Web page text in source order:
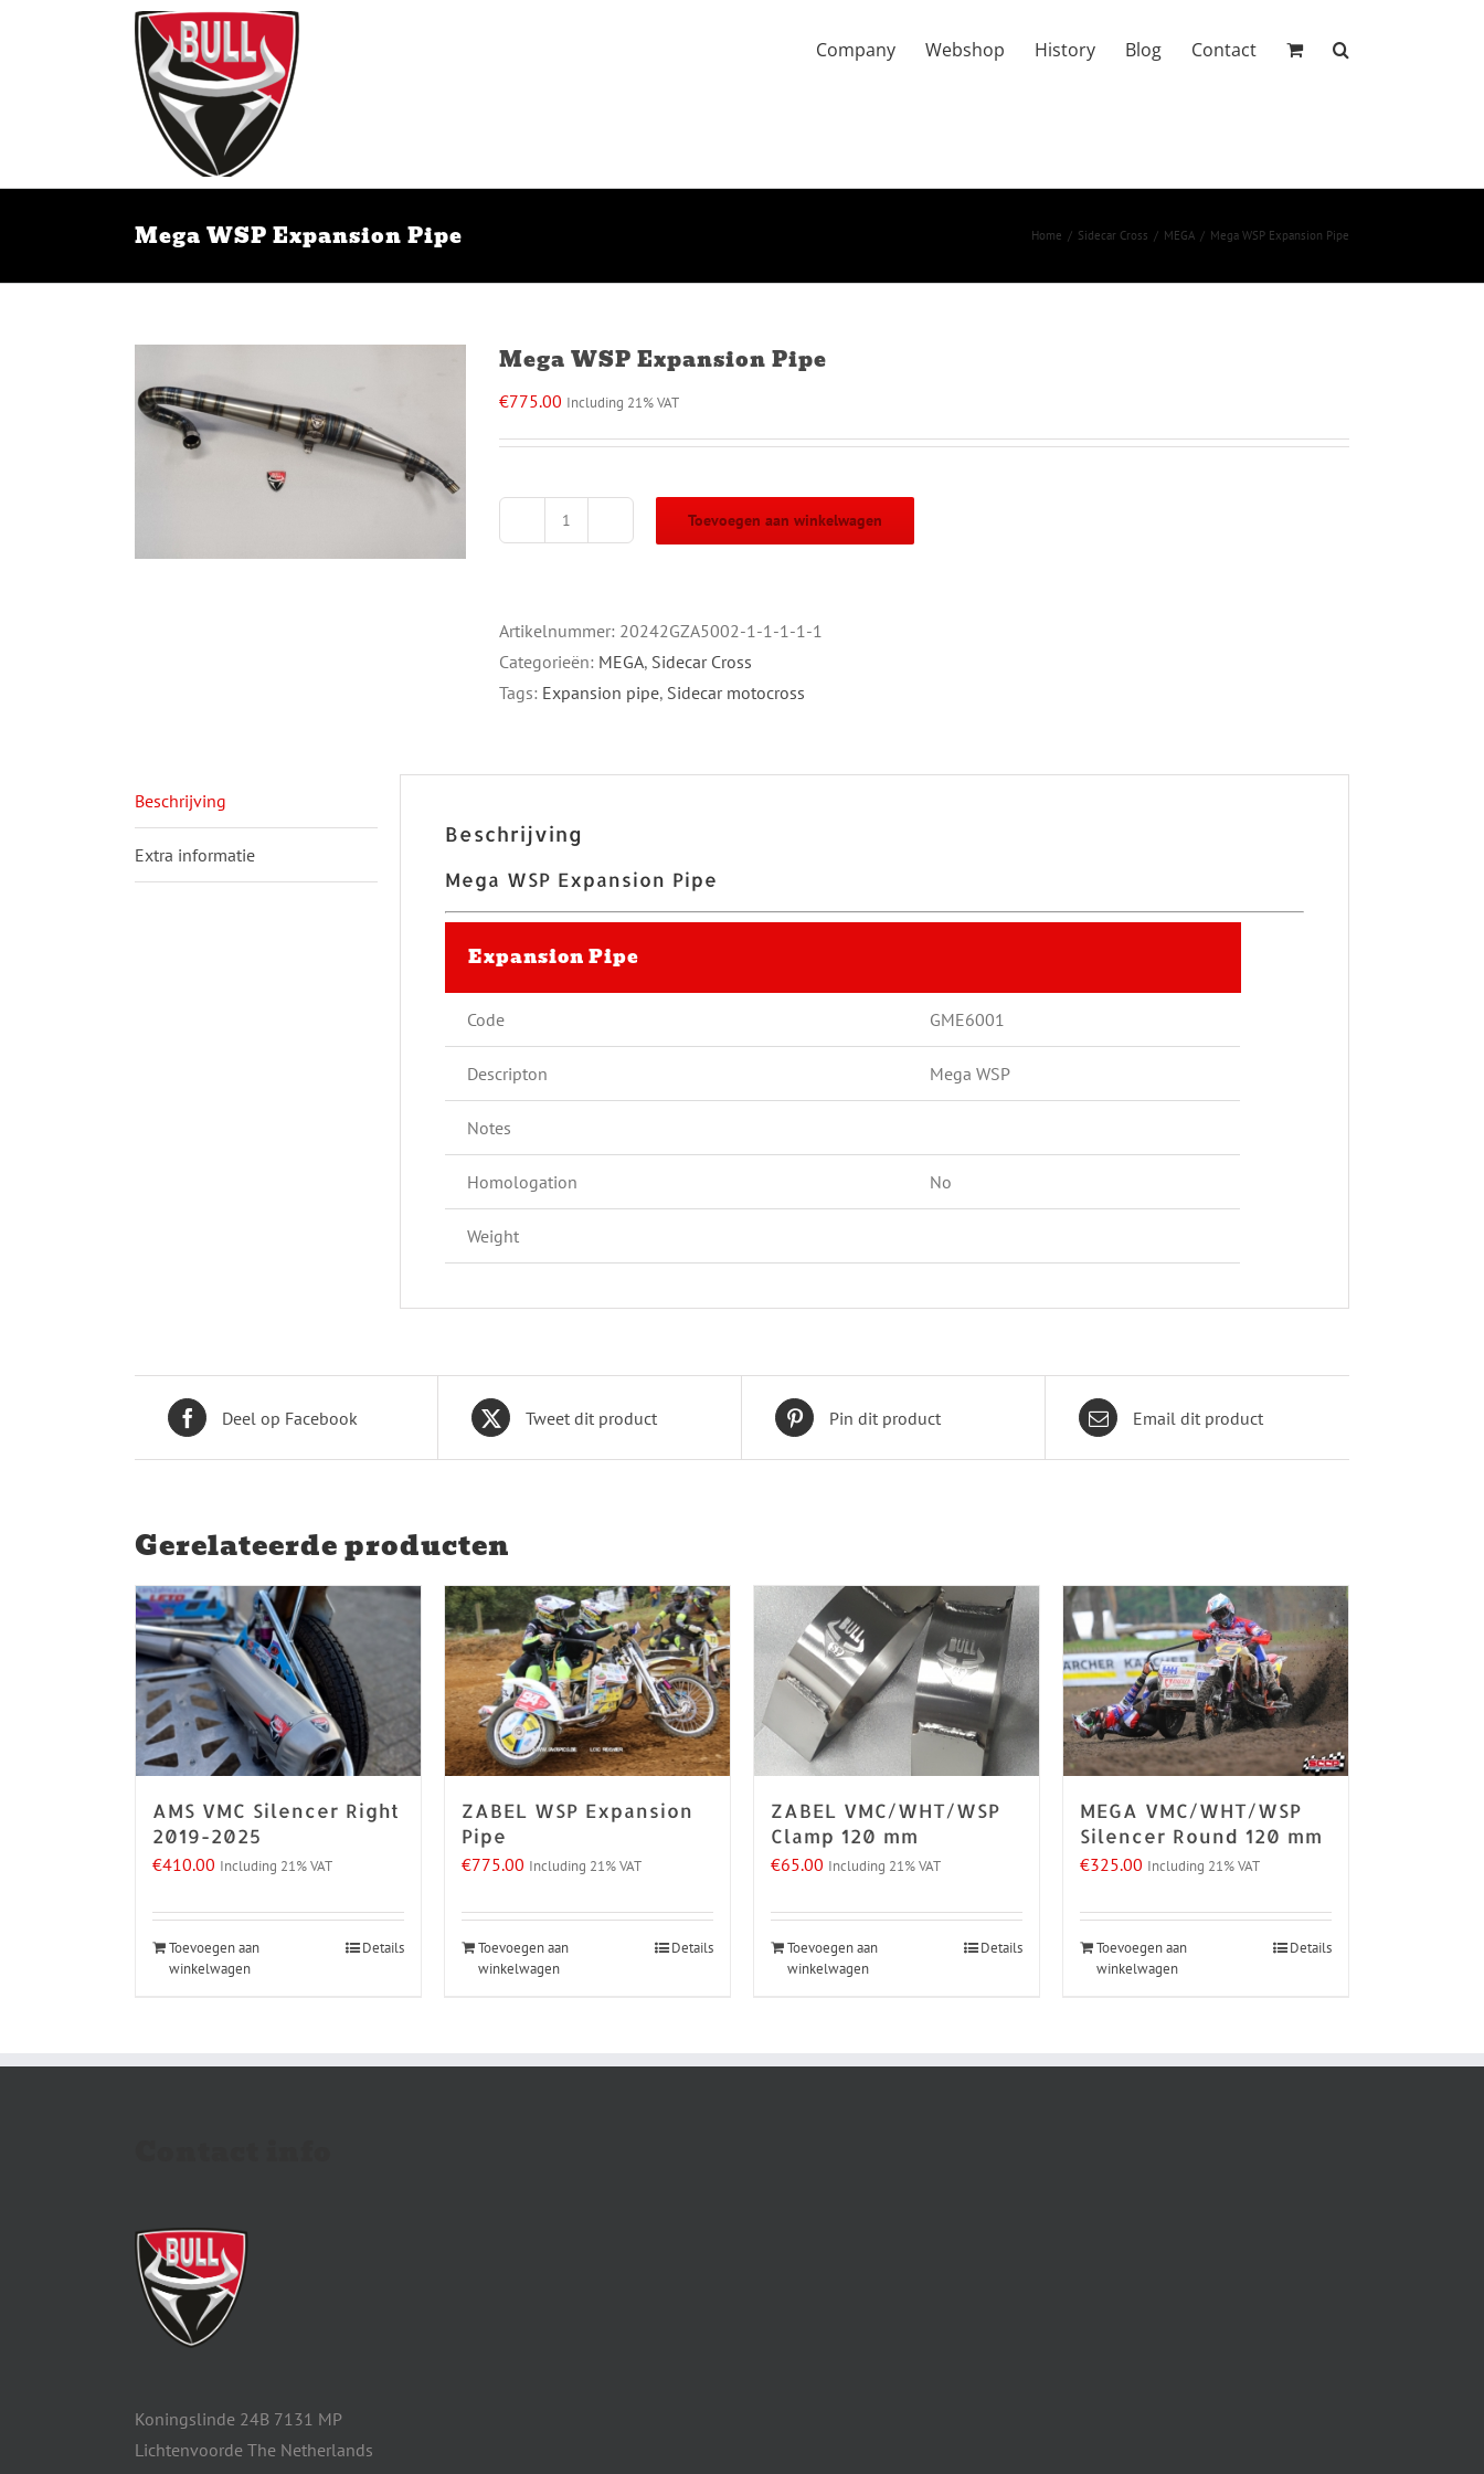
Company Webshop History Blog Contact
Mega WSP Expansion Pipe Home Sidecar Cross MEGA Mega WSP Expansion Pipe
Mega WSP Expansion Pipe
€775.00 Including 21% VAT
Pipe
aantal
Toevoegen aan winkelwagen
Artikelnummer: 20242GZA5002-1-1-1-1-1
Categorieën: MEGA, Sidecar Cross
Tags: Expansion pipe, Sidecar motocross
Beschrijving
Extra informatie
Beschrijving
Mega WSP Expansion Pipe
Expansion Pipe
Code GME6001
Descripton Mega WSP
Notes
Homologation No
Weight
Deel op Facebook Tweet dit product Pin dit product Email dit product
Gerelateerde producten
AMS VMC Silencer Right
2019-2025
€410.00 Including 21% VAT
Toevoegen aan
winkelwagen
Details
ZABEL WSP Expansion
Pipe
€775.00 Including 21% VAT
Toevoegen aan
winkelwagen
Details
ZABEL VMC/WHT/WSP
Clamp 120 mm
€65.00 Including 21% VAT
Toevoegen aan
winkelwagen
Details
MEGA VMC/WHT/WSP
Silencer Round 120 mm
€325.00 Including 21% VAT
Toevoegen aan
winkelwagen
Details
Koningslinde 24B 7131 MP
Lichtenvoorde The Netherlands